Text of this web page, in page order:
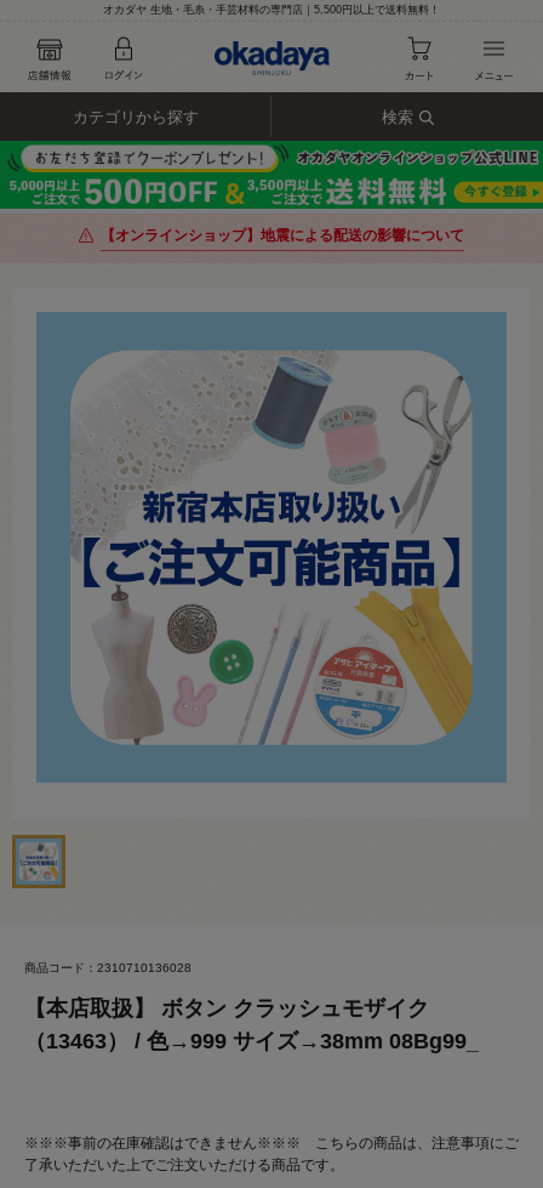
オカダヤ 生地・毛糸・手芸材料の専門店｜5,500円以上で送料無料！
カテゴリから探す 検索
【オンラインショップ】地震による配送の影響について
商品コード：2310710136028
【本店取扱】 ボタン クラッシュモザイク
（13463） / 色→999 サイズ→38mm 08Bg99_
※※※事前の在庫確認はできません※※※ こちらの商品は、注意事項にご
了承いただいた上でご注文いただける商品です。